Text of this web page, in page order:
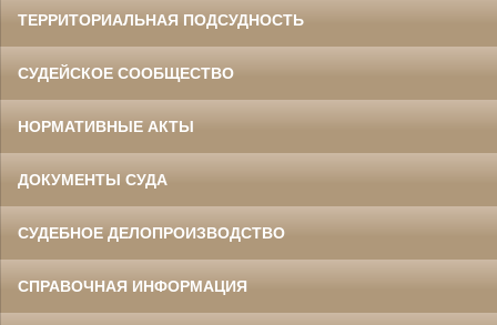
ТЕРРИТОРИАЛЬНАЯ ПОДСУДНОСТЬ
СУДЕЙСКОЕ СООБЩЕСТВО
НОРМАТИВНЫЕ АКТЫ
ДОКУМЕНТЫ СУДА
СУДЕБНОЕ ДЕЛОПРОИЗВОДСТВО
СПРАВОЧНАЯ ИНФОРМАЦИЯ